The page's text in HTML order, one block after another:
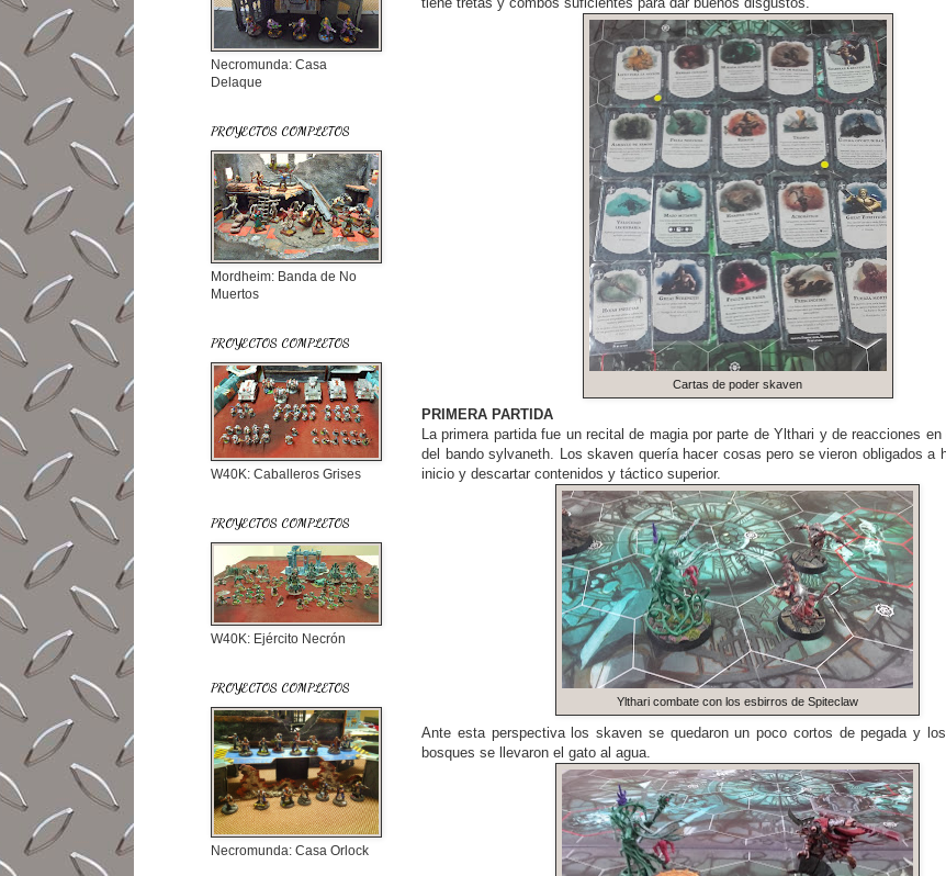
Cartas de poder skaven
PRIMERA PARTIDA
La primera partida fue un recital de magia por parte de Ylthari y de reacciones en
del bando sylvaneth. Los skaven quería hacer cosas pero se vieron obligados a
inicio y descartar contenidos y táctico superior.
Ylthari combate con los esbirros de Spiteclaw
Ante esta perspectiva los skaven se quedaron un poco cortos de pegada y
bosques se llevaron el gato al agua.
Necromunda: Casa
Delaque
PROYECTOS COMPLETOS
Mordheim: Banda de No
Muertos
PROYECTOS COMPLETOS
W40K: Caballeros Grises
PROYECTOS COMPLETOS
W40K: Ejército Necrón
PROYECTOS COMPLETOS
Necromunda: Casa Orlock